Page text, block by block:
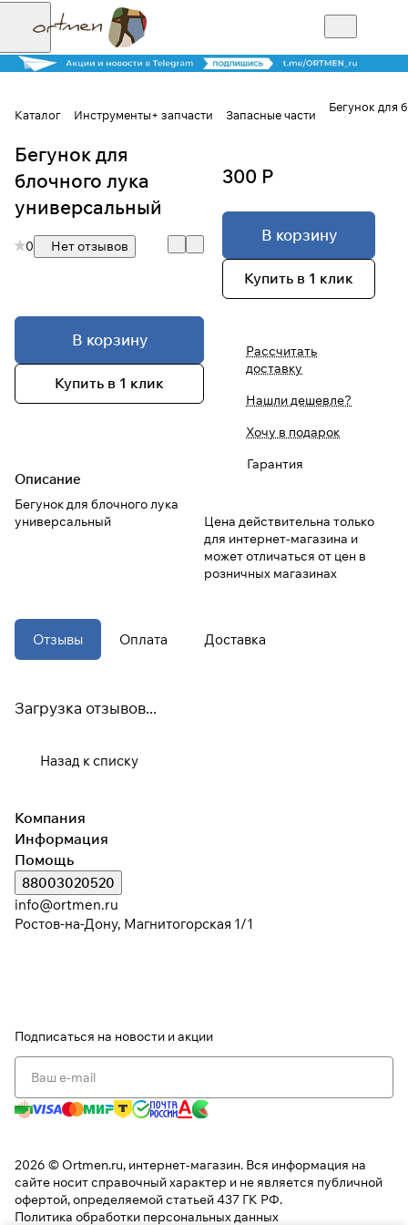
Каталог Инструменты+ запчасти Запасные части
Бегунок для
Бегунок для
блочного лука
универсальный
0 Нет отзывов
В корзину
Купить в 1 клик
Описание
Бегунок для блочного лука
универсальный
300 Р
В корзину
Купить в 1 клик
Рассчитать
доставку
Нашли дешевле?
Хочу в подарок
Гарантия
Цена действительна только
для интернет-магазина и
может отличаться от цен в
розничных магазинах
Отзывы Оплата Доставка
Загрузка отзывов...
Назад к списку
Для клиентов всех банков
Разбейте
оплату на части
25%
Добавляйте товары
выберите метод оплатыПЛАЙТ
Оплачивайте сегодня только25%
картой любого банка
по25%каждые 2 недели
* При оплате через
Подробнее
об оплате Плайтом
Компания
Информация
Помощь
88003020520
info@ortmen.ru
Ростов-на-Дону, Магнитогорская 1/1
Подписаться на новости и акции
2026 © Ortmen.ru, интернет-магазин. Вся информация на
сайте носит справочный характер и не является публичной
офертой, определяемой статьей 437 ГК РФ.
Политика обработки персональных данных